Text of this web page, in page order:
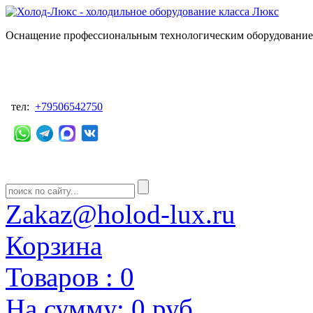
Оснащение профессиональным технологическим
тел: +79506542750
Zakaz@holod-lux.ru
Корзина
Товаров : 0